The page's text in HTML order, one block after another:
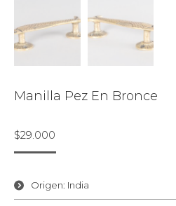
Manilla Pez En Bronce
$29.000
Origen: India